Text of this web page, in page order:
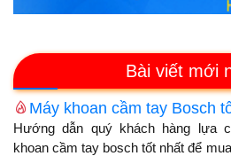
Bài viết mới
Máy khoan cầm tay Bosch
Hướng dẫn quý khách hàng lựa
khoan cầm tay bosch tốt nhất để